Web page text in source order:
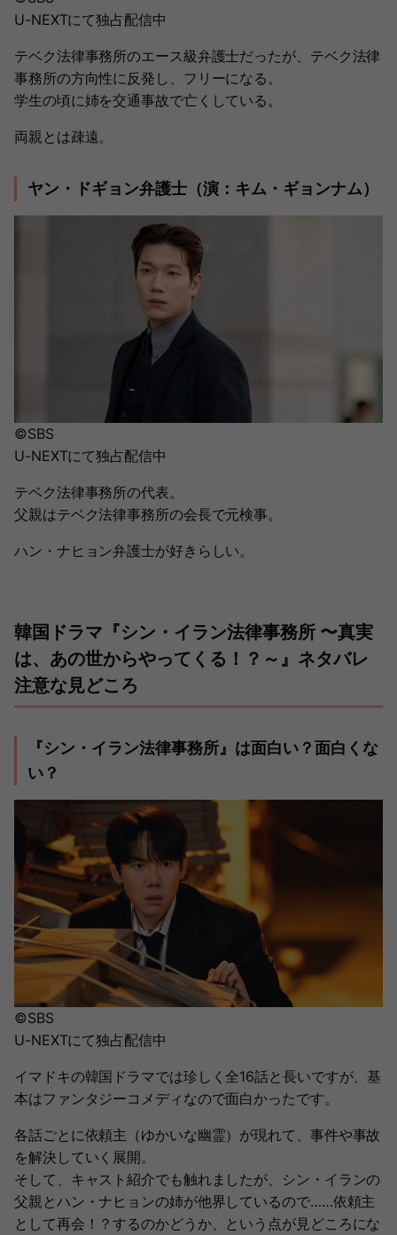
U-NEXTにて独占配信中
テベク法律事務所のエース級弁護士だったが、テベク法律
事務所の方向性に反発し、フリーになる。
学生の頃に姉を交通事故で亡くしている。
両親とは疎遠。
ヤン・ドギョン弁護士（演：キム・ギョンナム）
©SBS
U-NEXTにて独占配信中
テベク法律事務所の代表。
父親はテベク法律事務所の会長で元検事。
ハン・ナヒョン弁護士が好きらしい。
韓国ドラマ『シン・イラン法律事務所 〜真実
は、あの世からやってくる！？～』ネタバレ
注意な見どころ
『シン・イラン法律事務所』は面白い？面白くな
い？
©SBS
U-NEXTにて独占配信中
イマドキの韓国ドラマでは珍しく全16話と長いですが、基
本はファンタジーコメディなので面白かったです。
各話ごとに依頼主（ゆかいな幽霊）が現れて、事件や事故
を解決していく展開。
そして、キャスト紹介でも触れましたが、シン・イランの
父親とハン・ナヒョンの姉が他界しているので……依頼主
として再会！？するのかどうか、という点が見どころにな